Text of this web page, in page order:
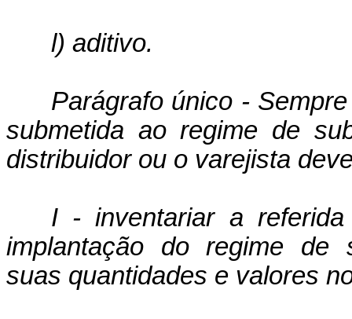
l) aditivo.
Parágrafo único -
submetida ao regime de
distribuidor ou o va­rejista
I - inventariar a
implantação do regime de
suas quantidades e valores